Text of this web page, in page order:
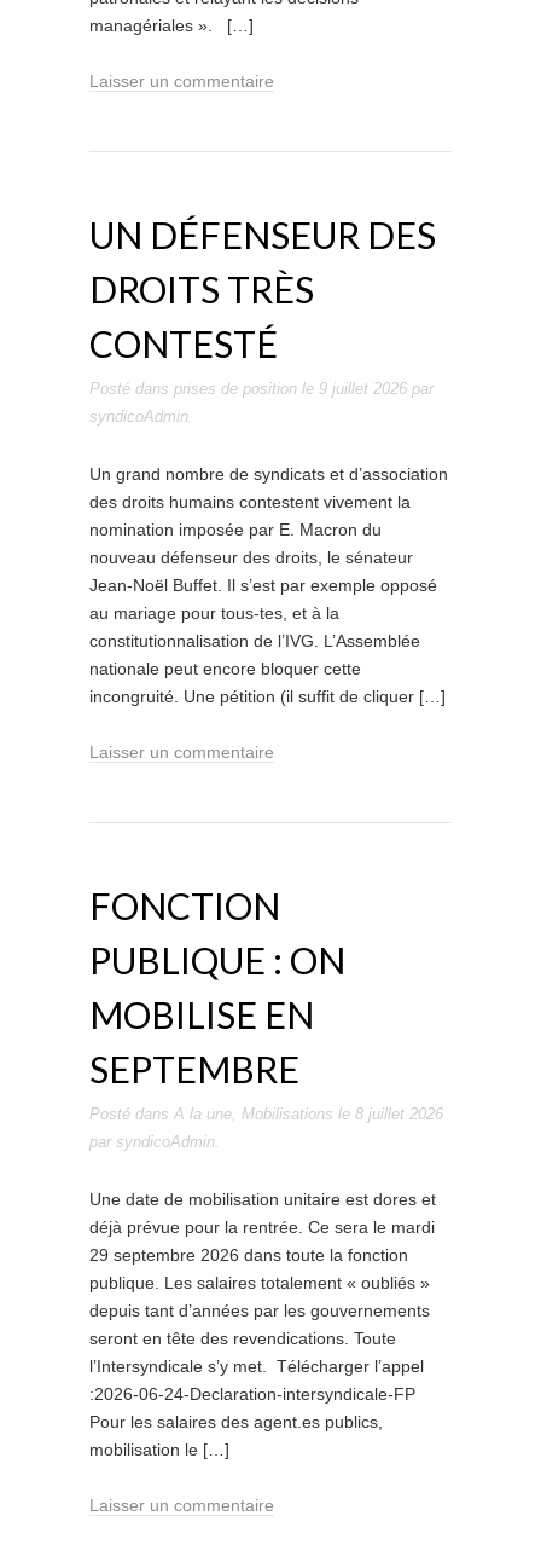
managériales ». […]
Laisser un commentaire
UN DÉFENSEUR DES
DROITS TRÈS
CONTESTÉ
Posté dans prises de position le 9 juillet 2026 par
syndicoAdmin.
Un grand nombre de syndicats et d’association
des droits humains contestent vivement la
nomination imposée par E. Macron du
nouveau défenseur des droits, le sénateur
Jean-Noël Buffet. Il s’est par exemple opposé
au mariage pour tous-tes, et à la
constitutionnalisation de l’IVG. L’Assemblée
nationale peut encore bloquer cette
incongruité. Une pétition (il suffit de cliquer […]
Laisser un commentaire
FONCTION
PUBLIQUE : ON
MOBILISE EN
SEPTEMBRE
Posté dans A la une, Mobilisations le 8 juillet 2026
par syndicoAdmin.
Une date de mobilisation unitaire est dores et
déjà prévue pour la rentrée. Ce sera le mardi
29 septembre 2026 dans toute la fonction
publique. Les salaires totalement « oubliés »
depuis tant d’années par les gouvernements
seront en tête des revendications. Toute
l’Intersyndicale s’y met. Télécharger l’appel
:2026-06-24-Declaration-intersyndicale-FP
Pour les salaires des agent.es publics,
mobilisation le […]
Laisser un commentaire